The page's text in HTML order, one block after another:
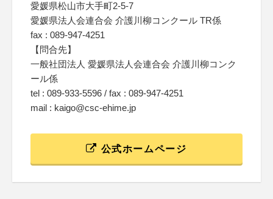
愛媛県松山市大手町2-5-7
愛媛県法人会連合会 介護川柳コンクール TR係
fax : 089-947-4251
【問合先】
一般社団法人 愛媛県法人会連合会 介護川柳コンク
ール係
tel : 089‐933-5596 / fax : 089-947-4251
mail : kaigo@csc-ehime.jp
公式ホームページ